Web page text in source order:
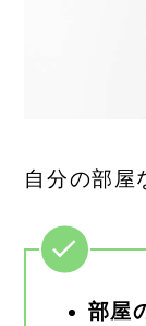
自分の部屋
部屋